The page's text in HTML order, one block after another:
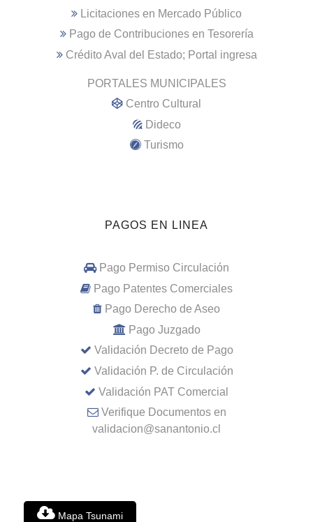
Licitaciones en Mercado Público
Pago de Contribuciones en Tesorería
Crédito Aval del Estado; Portal ingresa
PORTALES MUNICIPALES
Centro Cultural
Dideco
Turismo
PAGOS EN LINEA
Pago Permiso Circulación
Pago Patentes Comerciales
Pago Derecho de Aseo
Pago Juzgado
Validación Decreto de Pago
Validación P. de Circulación
Validación PAT Comercial
Verifique Documentos en
validacion@sanantonio.cl
Mapa Tsunami